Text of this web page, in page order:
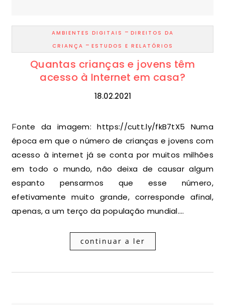
AMBIENTES DIGITAIS - DIREITOS DA
CRIANÇA - ESTUDOS E RELATÓRIOS
Quantas crianças e jovens têm
acesso à Internet em casa?
18.02.2021
Fonte da imagem: https://cutt.ly/fkB7tX5 Numa
época em que o número de crianças e jovens com
acesso à internet já se conta por muitos milhões
em todo o mundo, não deixa de causar algum
espanto pensarmos que esse número,
efetivamente muito grande, corresponde afinal,
apenas, a um terço da população mundial.…
continuar a ler